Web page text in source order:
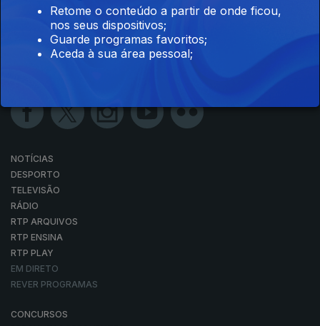
NOTÍCIAS
DESPORTO
TELEVISÃO
RÁDIO
RTP ARQUIVOS
RTP ENSINA
RTP PLAY
EM DIRETO
REVER PROGRAMAS
CONCURSOS
Retome o conteúdo a partir de onde ficou,
nos seus dispositivos;
Guarde programas favoritos;
Aceda à sua área pessoal;